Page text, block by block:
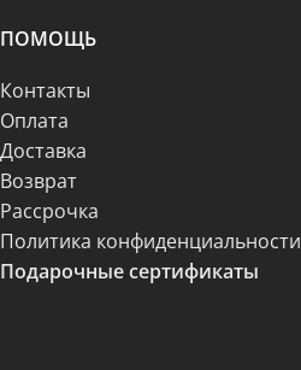
ПОМОЩЬ
Контакты
Оплата
Доставка
Возврат
Рассрочка
Политика конфиденциальности
Подарочные сертификаты